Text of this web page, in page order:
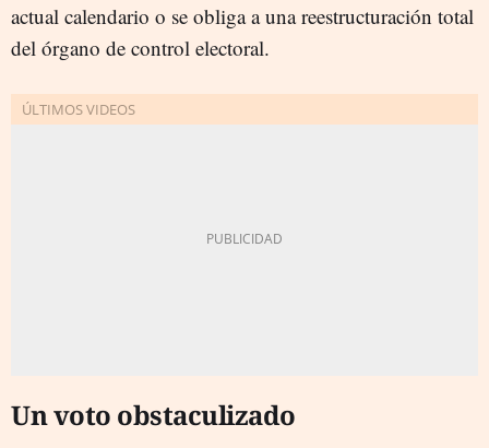
actual calendario o se obliga a una reestructuración total
del órgano de control electoral.
Un voto obstaculizado